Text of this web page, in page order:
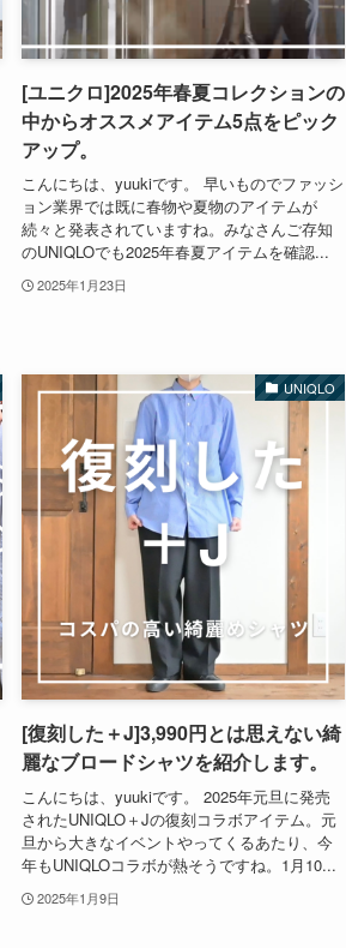
[ユニクロ]2025年春夏コレクションの
中からオススメアイテム5点をピック
アップ。
こんにちは、yuukiです。 早いものでファッシ
ョン業界では既に春物や夏物のアイテムが
続々と発表されていますね。みなさんご存知
のUNIQLOでも2025年春夏アイテムを確認...
2025年1月23日
UNIQLO
[復刻した＋J]3,990円とは思えない綺
麗なブロードシャツを紹介します。
こんにちは、yuukiです。 2025年元旦に発売
されたUNIQLO＋Jの復刻コラボアイテム。元
旦から大きなイベントやってくるあたり、今
年もUNIQLOコラボが熱そうですね。1月10...
2025年1月9日